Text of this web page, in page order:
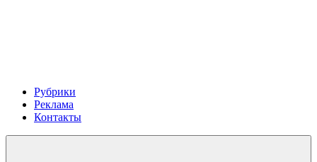
Рубрики
Реклама
Контакты